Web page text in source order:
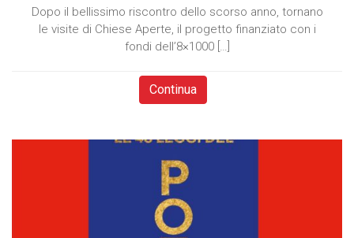
Dopo il bellissimo riscontro dello scorso anno, tornano
le visite di Chiese Aperte, il progetto finanziato con i
fondi dell’8×1000 […]
Continua